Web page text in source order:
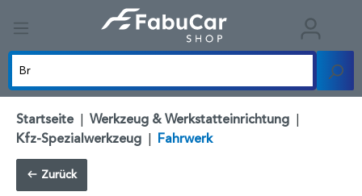
Startseite | Werkzeug & Werkstatteinrichtung |
Kfz-Spezialwerkzeug | Fahrwerk
Zurück